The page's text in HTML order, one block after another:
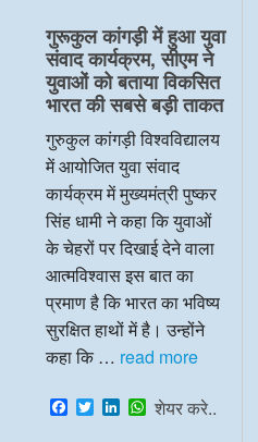
o
o
k
e
r
e
d
I
n
s
A
p
p
गुरूकुल कांगड़ी में हुआ युवा
संवाद कार्यक्रम, सीएम ने
युवाओं को बताया विकसित
भारत की सबसे बड़ी ताकत
गुरुकुल कांगड़ी विश्वविद्यालय
में आयोजित युवा संवाद
कार्यक्रम में मुख्यमंत्री पुष्कर
सिंह धामी ने कहा कि युवाओं
के चेहरों पर दिखाई देने वाला
आत्मविश्वास इस बात का
प्रमाण है कि भारत का भविष्य
सुरक्षित हाथों में है। उन्होंने
कहा कि … read more
F
a
T
w
L
i
W
h
शेयर करे..